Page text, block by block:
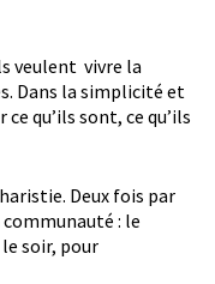
veulent vivre la
Dans la simplicité et
qu’ils sont, ce qu’ils
Deux fois par
: le
soir, pour